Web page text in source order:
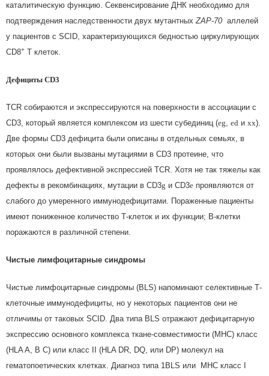
каталитическую функцию. Секвенсирование ДНК необходимо для
подтверждения наследственности двух мутантныхZAP-70 аллелей
у пациентов с SCID, характеризующихся бедностью циркулирующих
CD8+ T клеток.
Дефициты CD3
TCR собираются и экспрессируются на поверхности в ассоциации с
CD3, который является комплексом из шести субединиц (eg, ed и xx).
Две формы CD3 дефицита были описаны в отдельных семьях, в
которых они были вызваны мутациями в CD3 протеине, что
проявлялось дефективной экспрессией TCR. Хотя не так тяжелы как
дефекты в рекомбинациях, мутации в CD3g и CD3e проявляются от
слабого до умеренного иммунодефицитами. Пораженные пациенты
имеют пониженное количество Т-клеток и их функции; В-клетки
поражаются в различной степени.
Чистые лимфоцитарные синдромы
Чистые лимфоцитарные синдромы (BLS) напоминают селективные Т-
клеточные иммунодефициты, но у некоторых пациентов они не
отличимы от таковых SCID. Два типа BLS отражают дефицитарную
экспрессию основного комплекса ткане-совместимости (МНС) класс
(HLA A, B C) или класс II (HLA DR, DQ, или DP) молекул на
гематопоетических клетках. Диагноз типа 1BLS или MHC класс I